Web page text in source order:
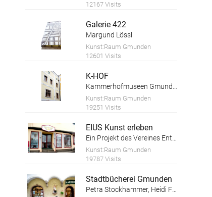
12167 Visits
Galerie 422
Margund Lössl
Kunst:Raum Gmunden
12601 Visits
K-HOF
Kunst:Raum Gmunden
19251 Visits
EIUS Kunst erleben
Kunst:Raum Gmunden
19787 Visits
Stadtbücherei Gmunden